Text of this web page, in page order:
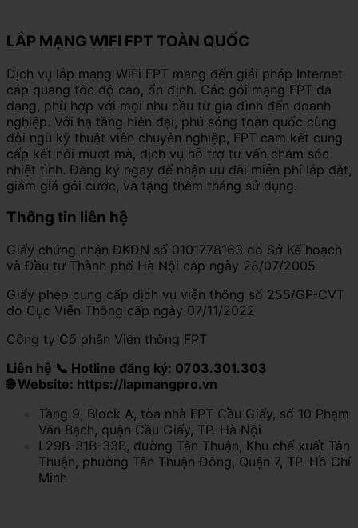
LẮP MẠNG WIFI FPT TOÀN QUỐC
Dịch vụ lắp mạng WiFi FPT mang đến giải pháp Internet
cáp quang tốc độ cao, ổn định. Các gói mạng FPT đa
dạng, phù hợp với mọi nhu cầu từ gia đình đến doanh
nghiệp. Với hạ tầng hiện đại, phủ sóng toàn quốc cùng
đội ngũ kỹ thuật viên chuyên nghiệp, FPT cam kết cung
cấp kết nối mượt mà, dịch vụ hỗ trợ tư vấn chăm sóc
nhiệt tình. Đăng ký ngay để nhận ưu đãi miễn phí lắp đặt,
giảm giá gói cước, và tặng thêm tháng sử dụng.
Thông tin liên hệ
Giấy chứng nhận ĐKDN số 0101778163 do Sở Kế hoạch
và Đầu tư Thành phố Hà Nội cấp ngày 28/07/2005
Giấy phép cung cấp dịch vụ viễn thông số 255/GP-CVT
do Cục Viễn Thông cấp ngày 07/11/2022
Công ty Cổ phần Viễn thông FPT
Liên hệ 📞 Hotline đăng ký: 0703.301.303
🌐 Website: https://lapmangpro.vn
Tầng 9, Block A, tòa nhà FPT Cầu Giấy, số 10 Phạm
Văn Bạch, quận Cầu Giấy, TP. Hà Nội
L29B-31B-33B, đường Tân Thuận, Khu chế xuất Tân
Thuận, phường Tân Thuận Đông, Quận 7, TP. Hồ Chí
Minh